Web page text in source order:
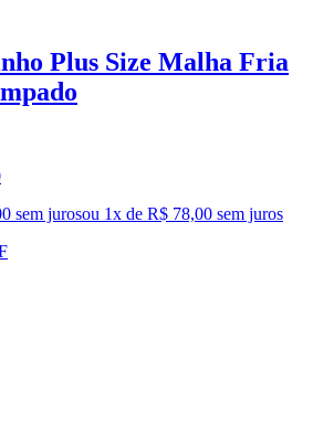
Plus Size Malha Fria
sem jurosou 1x de R$ 78,00 sem juros